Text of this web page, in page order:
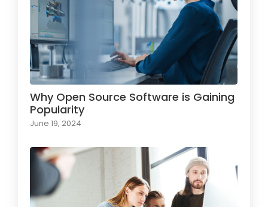
Why Open Source Software is Gaining
Popularity
June 19, 2024